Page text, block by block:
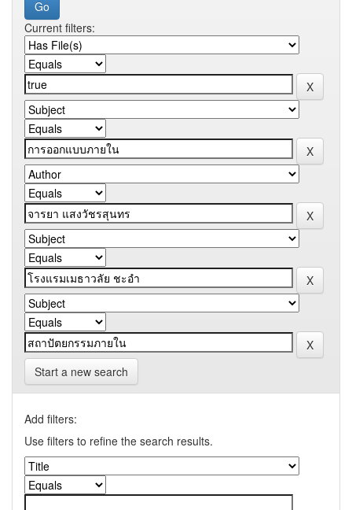
Current filters:
Start a new search
Add filters:
Use filters to refine the search results.